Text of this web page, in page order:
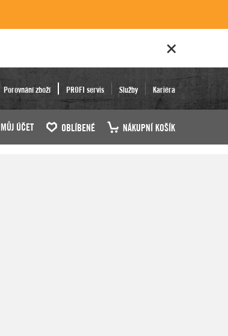
Porovnání zboží PROFI servis Služby Kariéra
MŮJ ÚČET OBLÍBENÉ NÁKUPNÍ KOŠÍK